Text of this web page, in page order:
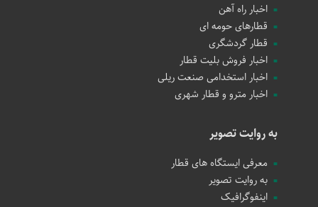
اخبار راه آهن
قطارهای حومه ای
قطار گردشگری
اخبار فروش بلیت قطار
اخبار استخدامی صنعت ریلی
اخبار مترو و قطار شهری
به روایت تصویر
معرفی ایستگاه های قطار
به روایت تصویر
اینفوگرافیک